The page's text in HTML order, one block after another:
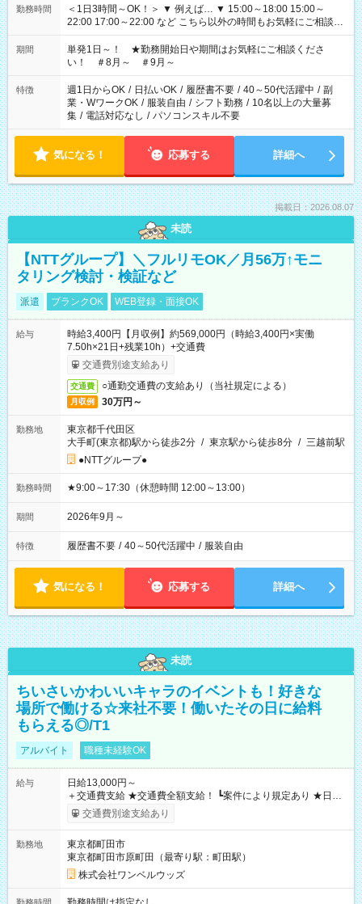
勤務時間
＜1日3時間～OK！＞ ▼ 例えば… ▼ 15:00～18:00 15:00～
22:00 17:00～22:00 など こちら以外の時間もお気軽にご相談く
ださい！
期間
単発1日～！ ★勤務開始日や期間はお気軽にご相談くださ
い！ ＃8月～ ＃9月～
特徴 週1日からOK / 日払いOK / 履歴書不要 / 40～50代活躍中 / 副
業・WワークOK / 服装自由 / シフト勤務 / 10名以上の大量募
集 / 電話対応なし / パソコンスキル不要
気になる！ 応募する 詳細へ
掲載日：2026.08.07
未読
【NTTグループ】＼フルリモOK／月56万↑モニ
タリング検討・検証など
派遣 ブランクOK WEB登録・面接OK
給与
時給3,400円【月収例】約569,000円（時給3,400円×実働
7.50h×21日+残業10h）+交通費
交通費別途支給あり
交通費 ○通勤交通費の支給あり（当社規定による）
月収例 30万円～
勤務地
東京都千代田区
大手町(東京都)駅から徒歩2分 / 東京駅から徒歩8分 / 三越前駅
●NTTグループ●
勤務時間 ★9:00～17:30（休憩時間 12:00～13:00）
期間 2026年9月～
特徴 履歴書不要 / 40～50代活躍中 / 服装自由
気になる！ 応募する 詳細へ
未読
ちいさいかわいいキャラのイベントも！好きな
場所で働ける☆来社不要！働いたその日に給料
もらえる◎/T1
アルバイト 職種未経験OK
給与
日給13,000円～
＋交通費支給 ★交通費全額支給！ ┗案件により規定あり ★日払
いOK！（規定あり） ┗働いたその日に現金GET♪ お仕事後はコ
ンビニATMから 日払い分を引き落とせます！ 【試用期間】試
交通費別途支給あり
勤務地
東京都町田市
東京都町田市原町田（最寄り駅：町田駅）
株式会社ワンベルウッズ